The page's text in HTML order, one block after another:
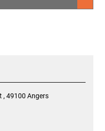
, 49100 Angers